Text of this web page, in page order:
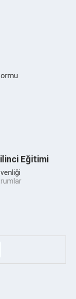
Eğitimi